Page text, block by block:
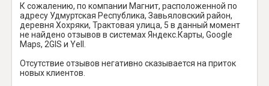
К сожалению, по компании Магнит, расположенной по
адресу Удмуртская Республика, Завьяловский район,
деревня Хохряки, Трактовая улица, 5 в данный момент
не найдено отзывов в системах Яндекс.Карты, Google
Maps, 2GIS и Yell.
Отсутствие отзывов негативно сказывается на приток
новых клиентов.